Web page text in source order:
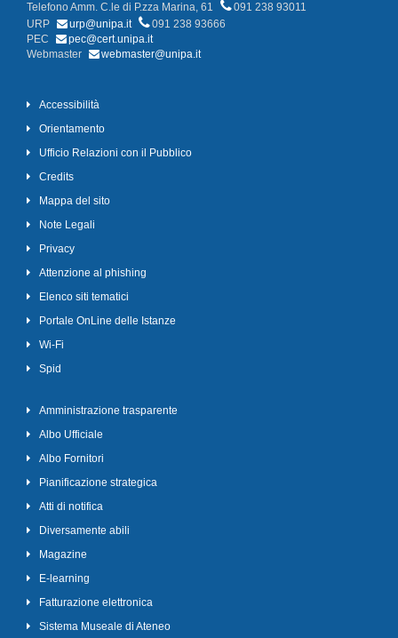
Telefono Amm. C.le di P.zza Marina, 61
091 238 93011
URP
urp@unipa.it
091 238 93666
PEC
pec@cert.unipa.it
Webmaster
webmaster@unipa.it
Accessibilità
Orientamento
Ufficio Relazioni con il Pubblico
Credits
Mappa del sito
Note Legali
Privacy
Attenzione al phishing
Elenco siti tematici
Portale OnLine delle Istanze
Wi-Fi
Spid
Amministrazione trasparente
Albo Ufficiale
Albo Fornitori
Pianificazione strategica
Atti di notifica
Diversamente abili
Magazine
E-learning
Fatturazione elettronica
Sistema Museale di Ateneo